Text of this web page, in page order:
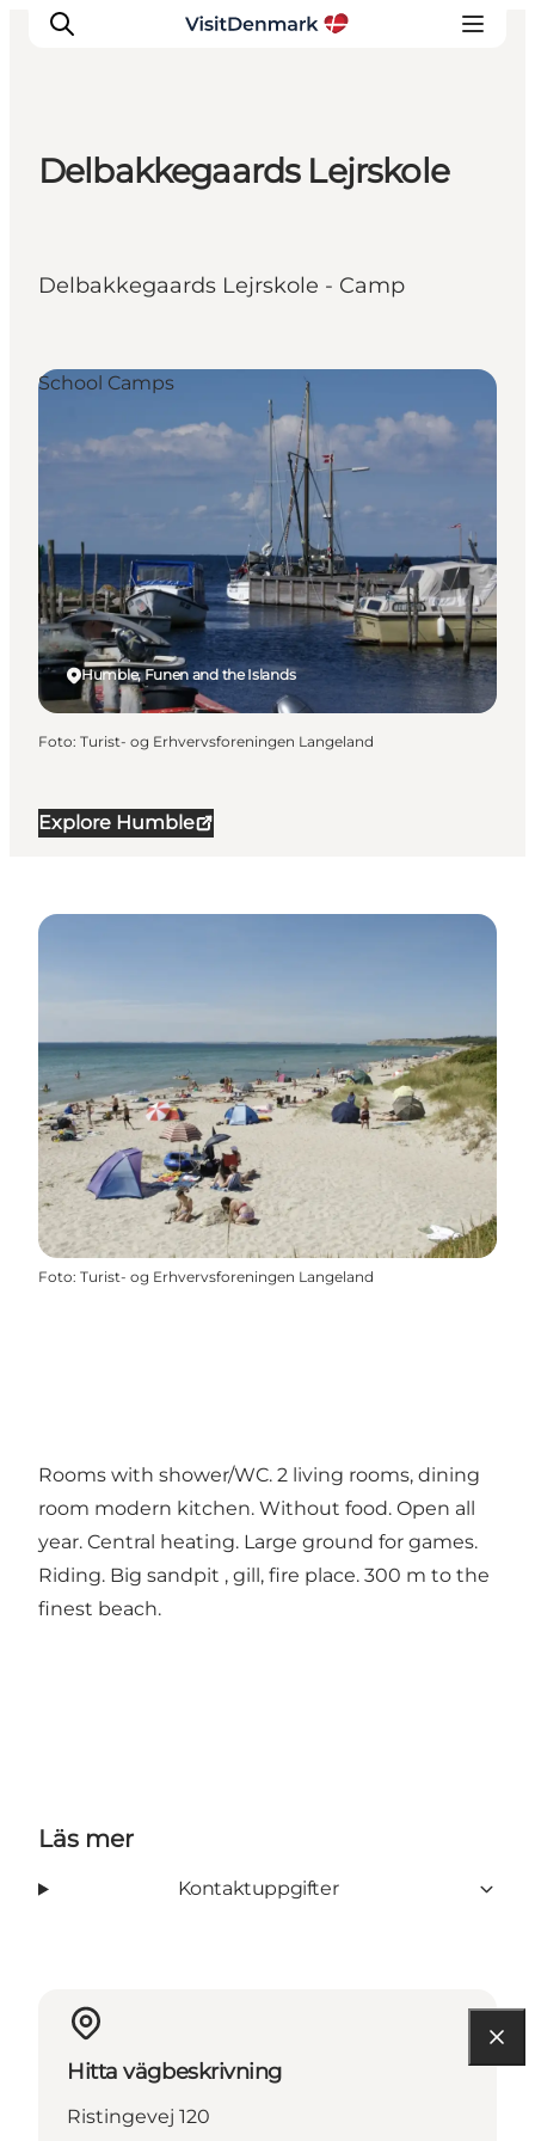
Aktiviteter
Övernatta
Delbakkegaards Lejrskole
Delbakkegaards Lejrskole - Camp
Explore Humble
Humble, Funen and the Islands
School Camps
Foto: Turist- og Erhvervsforeningen Langeland
Foto: Turist- og Erhvervsforeningen Langeland
Rooms with shower/WC. 2 living rooms, dining
room modern kitchen. Without food. Open all
year. Central heating. Large ground for games.
Riding. Big sandpit , gill, fire place. 300 m to the
finest beach.
Läs mer
Kontaktuppgifter
Hitta vägbeskrivning
Ristingevej 120